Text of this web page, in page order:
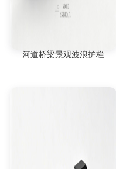
河道桥梁景观波浪护栏